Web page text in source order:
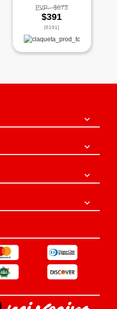
PVP: $673
$391
[6191]